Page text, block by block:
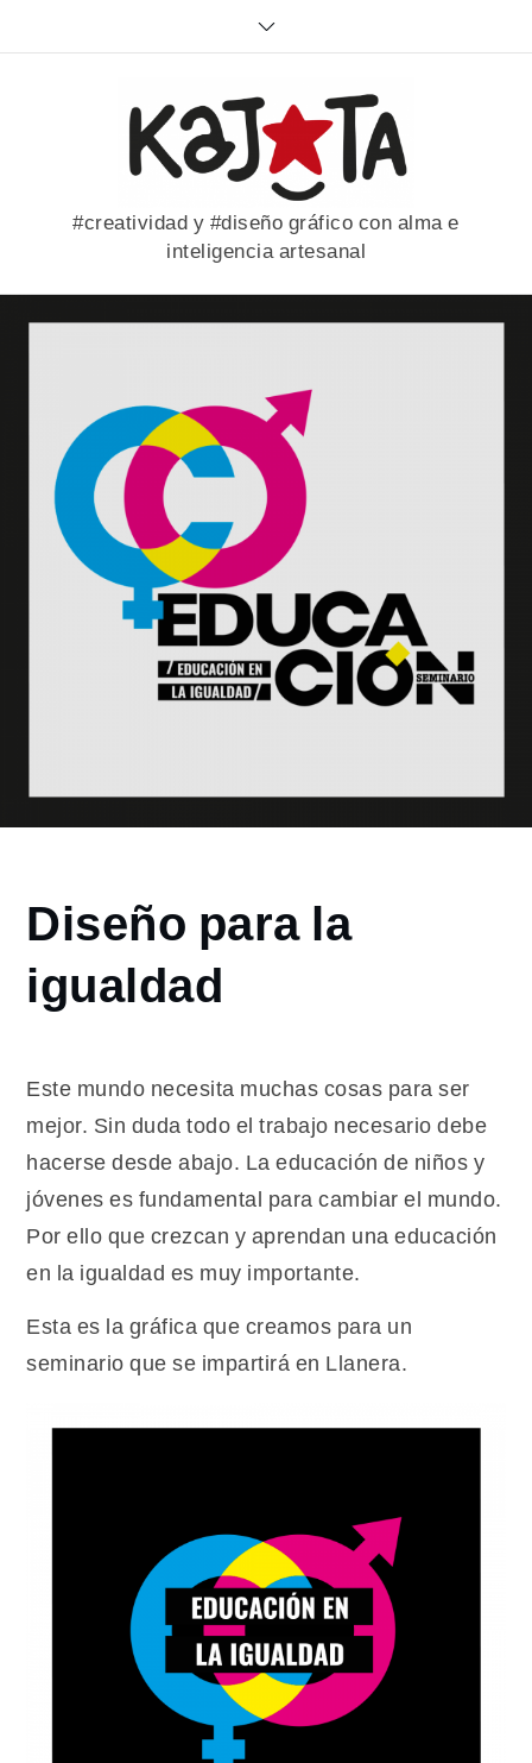
#creatividad y #diseño gráfico con alma e
inteligencia artesanal
Home
2021
junio
3
igualdad
Diseño para la
igualdad
Este mundo necesita muchas cosas para ser
mejor. Sin duda todo el trabajo necesario debe
hacerse desde abajo. La educación de niños y
jóvenes es fundamental para cambiar el mundo.
Por ello que crezcan y aprendan una educación
en la igualdad es muy importante.
Esta es la gráfica que creamos para un
seminario que se impartirá en Llanera.